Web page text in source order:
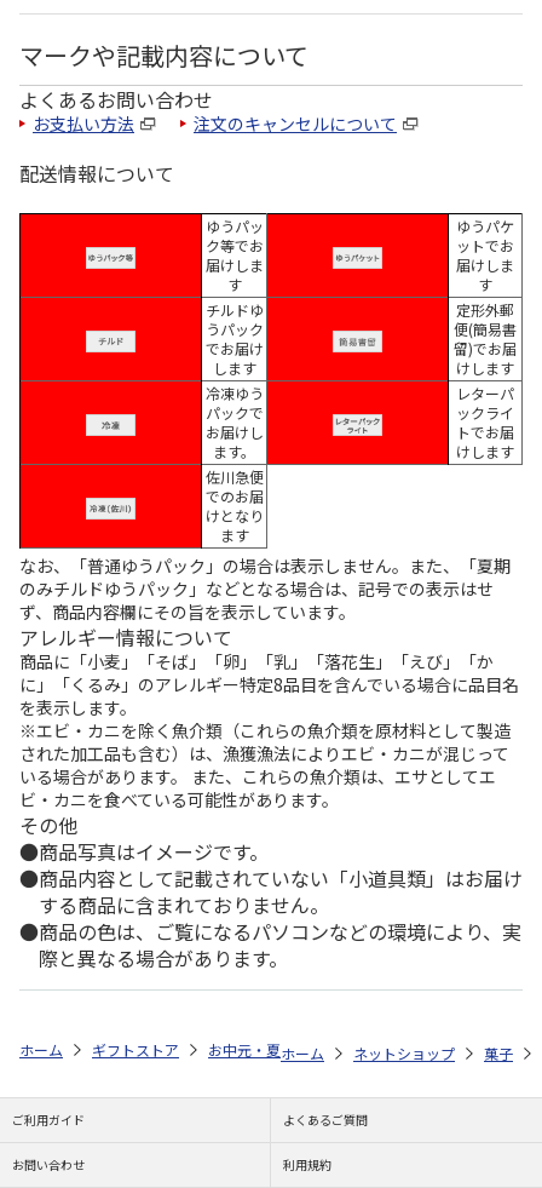
マークや記載内容について
よくあるお問い合わせ
お支払い方法 注文のキャンセルについて
配送情報について
ゆうパッ
ク等でお
届けしま
す
ゆうパケ
ットでお
届けしま
す
チルドゆ
うパック
でお届け
します
定形外郵
便(簡易書
留)でお届
けします
冷凍ゆう
パックで
お届けし
ます。
レターパ
ックライ
トでお届
けします
佐川急便
でのお届
けとなり
ます
なお、「普通ゆうパック」の場合は表示しません。また、「夏期
のみチルドゆうパック」などとなる場合は、記号での表示はせ
ず、商品内容欄にその旨を表示しています。
アレルギー情報について
商品に「小麦」「そば」「卵」「乳」「落花生」「えび」「か
に」「くるみ」のアレルギー特定8品目を含んでいる場合に品目名
を表示します。
※エビ・カニを除く魚介類（これらの魚介類を原材料として製造
された加工品も含む）は、漁獲漁法によりエビ・カニが混じって
いる場合があります。 また、これらの魚介類は、エサとしてエ
ビ・カニを食べている可能性があります。
その他
商品写真はイメージです。
商品内容として記載されていない「小道具類」はお届け
する商品に含まれておりません。
商品の色は、ご覧になるパソコンなどの環境により、実
際と異なる場合があります。
ホーム ギフトストア お中元・夏ギフト特集 2026 ゆうゆうギフト
ホーム ネットショップ 菓子
ご利用ガイド よくあるご質問
お問い合わせ 利用規約